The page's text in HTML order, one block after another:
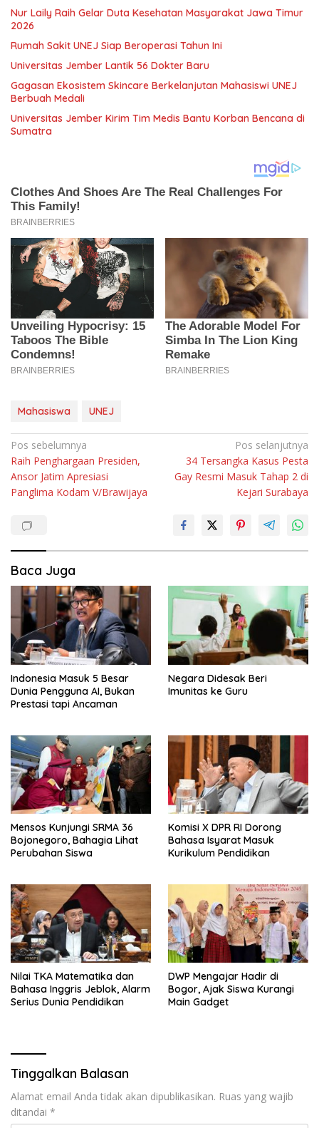
Nur Laily Raih Gelar Duta Kesehatan Masyarakat Jawa Timur
2026
Rumah Sakit UNEJ Siap Beroperasi Tahun Ini
Universitas Jember Lantik 56 Dokter Baru
Gagasan Ekosistem Skincare Berkelanjutan Mahasiswi UNEJ
Berbuah Medali
Universitas Jember Kirim Tim Medis Bantu Korban Bencana di
Sumatra
Mahasiswa UNEJ
Navigasi
pos
Pos sebelumnya
Raih Penghargaan Presiden,
Ansor Jatim Apresiasi
Panglima Kodam V/Brawijaya
Pos selanjutnya
34 Tersangka Kasus Pesta
Gay Resmi Masuk Tahap 2 di
Kejari Surabaya
Baca Juga
Indonesia Masuk 5 Besar
Dunia Pengguna AI, Bukan
Prestasi tapi Ancaman
Negara Didesak Beri
Imunitas ke Guru
Mensos Kunjungi SRMA 36
Bojonegoro, Bahagia Lihat
Perubahan Siswa
Komisi X DPR RI Dorong
Bahasa Isyarat Masuk
Kurikulum Pendidikan
Nilai TKA Matematika dan
Bahasa Inggris Jeblok, Alarm
Serius Dunia Pendidikan
DWP Mengajar Hadir di
Bogor, Ajak Siswa Kurangi
Main Gadget
Tinggalkan Balasan
Alamat email Anda tidak akan dipublikasikan. Ruas yang wajib
ditandai *